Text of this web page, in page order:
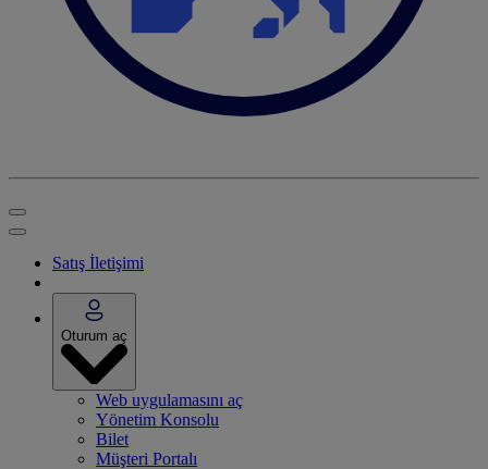
Satış İletişimi
Oturum aç
Web uygulamasını aç
Yönetim Konsolu
Bilet
Müşteri Portalı